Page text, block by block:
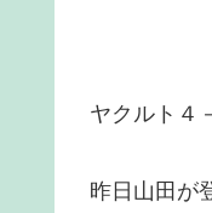
ヤクルト４
昨日山田が